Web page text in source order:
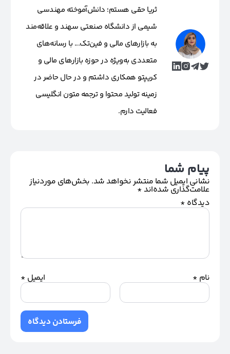
ثریا حقی هستم؛ دانش‌آموخته مهندسی
شیمی از دانشگاه صنعتی سهند و علاقه‌مند
به بازارهای مالی و فین‌تک... با رسانه‌های
متعددی به‌ویژه در حوزه بازارهای مالی و
کریپتو همکاری داشتم و در حال حاضر در
زمینه تولید محتوا و ترجمه متون انگلیسی
فعالیت دارم.
پیام شما
نشانی ایمیل شما منتشر نخواهد شد. بخش‌های موردنیاز
علامت‌گذاری شده‌اند*
دیدگاه *
نام * ایمیل *